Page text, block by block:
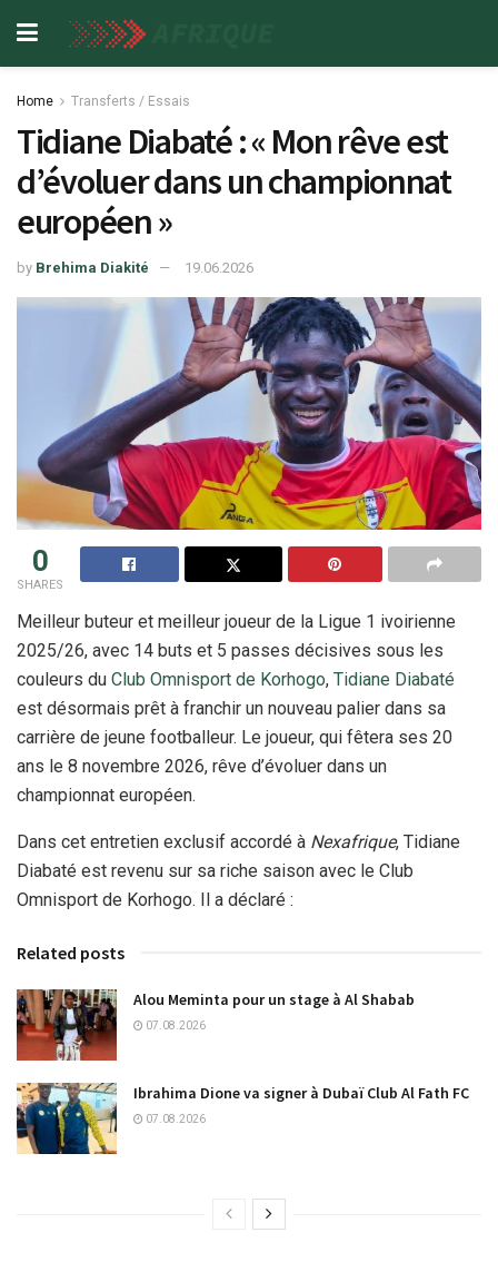
Home Transferts / Essais
Tidiane Diabaté : « Mon rêve est
d’évoluer dans un championnat
européen »
by Brehima Diakité 19.06.2026
0
SHARES
Meilleur buteur et meilleur joueur de la Ligue 1 ivoirienne
2025/26, avec 14 buts et 5 passes décisives sous les
couleurs du Club Omnisport de Korhogo, Tidiane Diabaté
est désormais prêt à franchir un nouveau palier dans sa
carrière de jeune footballeur. Le joueur, qui fêtera ses 20
ans le 8 novembre 2026, rêve d’évoluer dans un
championnat européen.
Dans cet entretien exclusif accordé à Nexafrique, Tidiane
Diabaté est revenu sur sa riche saison avec le Club
Omnisport de Korhogo. Il a déclaré :
Related posts
Alou Meminta pour un stage à Al Shabab
07.08.2026
Ibrahima Dione va signer à Dubaï Club Al Fath FC
07.08.2026